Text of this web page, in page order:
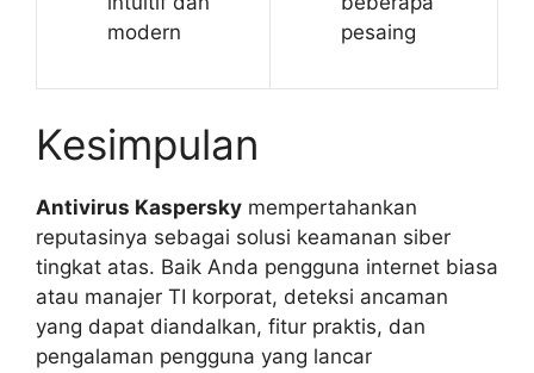
modern
pesaing
Kesimpulan
Antivirus Kaspersky mempertahankan
reputasinya sebagai solusi keamanan siber
tingkat atas. Baik Anda pengguna internet biasa
atau manajer TI korporat, deteksi ancaman
yang dapat diandalkan, fitur praktis, dan
pengalaman pengguna yang lancar